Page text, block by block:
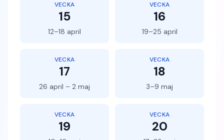
VECKA
15
12–18 april
VECKA
16
19–25 april
VECKA
17
26 april – 2 maj
VECKA
18
3–9 maj
VECKA
19
VECKA
20